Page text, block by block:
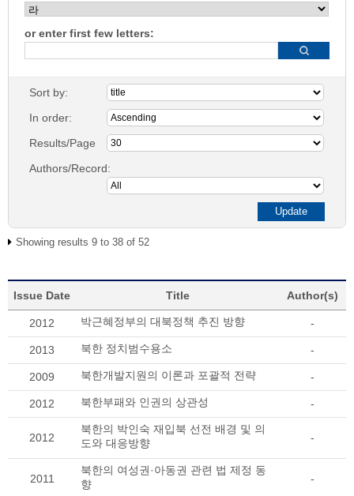
or enter first few letters:
Sort by:
In order:
Results/Page
Authors/Record:
Showing results 9 to 38 of 52
Issue Date Title Author(s)
2012 박근혜정부의 대북정책 추진 방향 -
2013 북한 정치범수용소 -
2009 북한개발지원의 이론과 포괄적 전략 -
2012 북한부패와 인권의 상관성 -
2012
북한의 박인숙 재입북 선전 배경 및 의
도와 대응방향
-
2011
북한의 여성권·아동권 관련 법 제정 동
향
-